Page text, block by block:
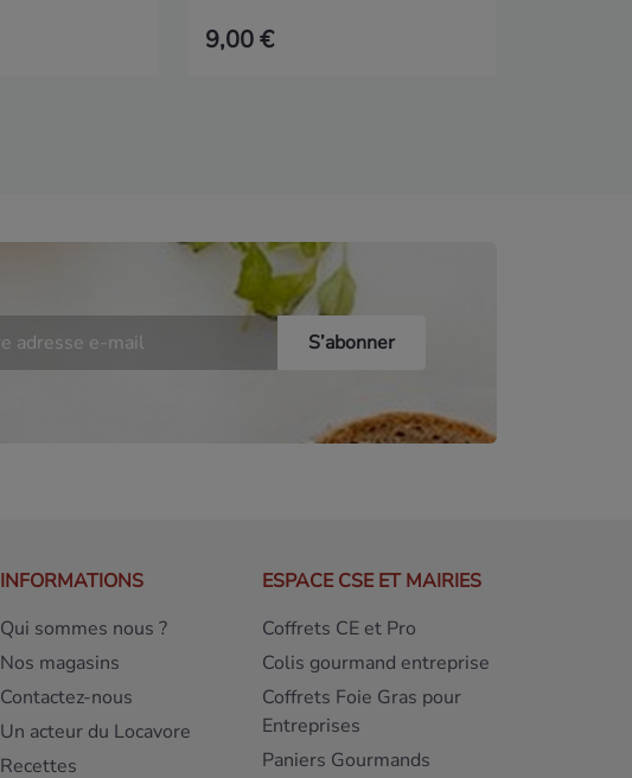
9,00 €
INFORMATIONS
Qui sommes nous ?
Nos magasins
Contactez-nous
Un acteur du Locavore
Recettes
ESPACE CSE ET MAIRIES
Coffrets CE et Pro
Colis gourmand entreprise
Coffrets Foie Gras pour
Entreprises
Paniers Gourmands